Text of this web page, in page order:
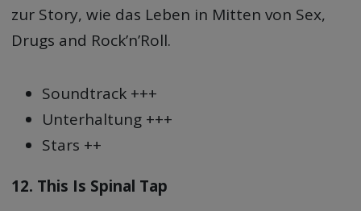
zur Story, wie das Leben in Mitten von Sex,
Drugs and Rock’n’Roll.
Soundtrack +++
Unterhaltung +++
Stars ++
12. This Is Spinal Tap